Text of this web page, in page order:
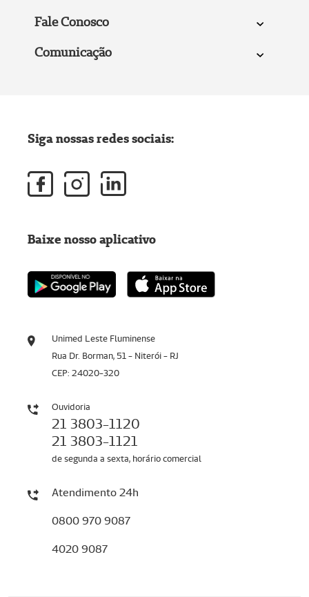
Fale Conosco
Comunicação
Unimed Leste Fluminense
Rua Dr. Borman, 51 - Niterói - RJ
CEP: 24020-320
Ouvidoria
21 3803-1120
21 3803-1121
de segunda a sexta, horário comercial
Atendimento 24h
0800 970 9087
4020 9087
Siga nossas redes sociais:
Baixe nosso aplicativo